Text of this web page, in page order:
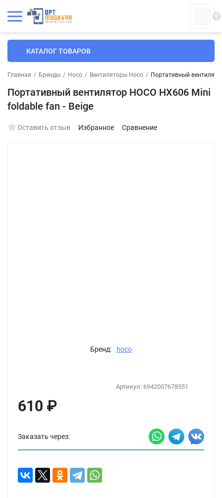
0
КАТАЛОГ ТОВАРОВ
Главная / Бренды / Hoco / Вентиляторы Hoco / Портативный
Портативный вентилятор HOCO HX606 Mini
foldable fan - Beige
Оставить отзыв Избранное Сравнение
Бренд: hoco
Артикул: 6942007678551
610 ₽
Заказать через: